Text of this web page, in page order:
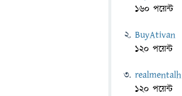
160 পয়েন্ট
BuyAtivan
120 পয়েন্ট
realmentalh
120 পয়েন্ট